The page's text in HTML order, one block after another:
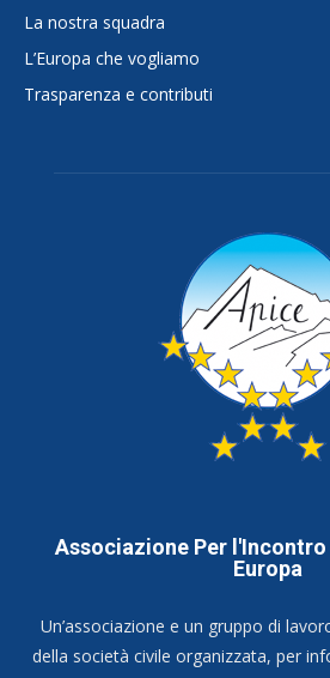
La nostra squadra
L’Europa che vogliamo
Trasparenza e contributi
Associazione Per
Europa
Un’associazione e un gruppo di
della società civile organizzata, per